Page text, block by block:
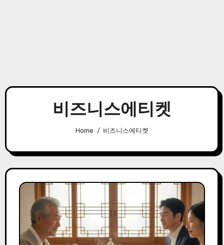
비즈니스에티켓
Home 비즈니스에티켓